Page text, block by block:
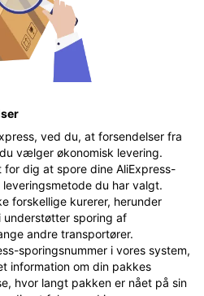
ved du, at forsendelser fra
vælger økonomisk levering.
dig at spore dine AliExpress-
du har valgt.
forskellige kurerer, herunder
understøtter sporing af
andre transportører.
sporingsnummer i vores system,
information om din pakkes
hvor langt pakken er nået på sin